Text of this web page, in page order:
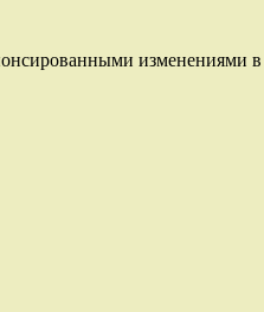
изменениями